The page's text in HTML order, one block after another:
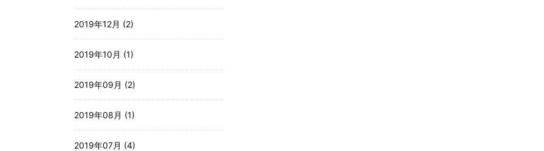
2019年12月 (2)
2019年10月 (1)
2019年09月 (2)
2019年08月 (1)
2019年07月 (4)